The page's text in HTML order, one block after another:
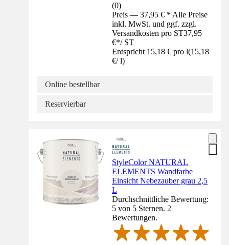
(0)
Preis — 37,95 € * Alle Preise
inkl. MwSt. und ggf. zzgl.
Versandkosten pro ST37,95
€*/ ST
Entspricht 15,18 € pro l(15,18
€/ l)
Online bestellbar
Reservierbar
StyleColor NATURAL
ELEMENTS Wandfarbe
Einsicht Nebezauber grau 2,5
L
Durchschnittliche Bewertung:
5 von 5 Sternen. 2
Bewertungen.